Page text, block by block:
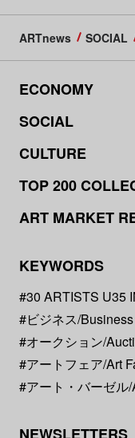
ARTnews SOCIAL
ECONOMY
SOCIAL
CULTURE
TOP 200
ART MARKET
KEYWORDS
#30 ARTISTS U35
#ビジネス/Business
#オークション/
#アートフェア/Art
#アート・バーゼル
NEWSLETTERS